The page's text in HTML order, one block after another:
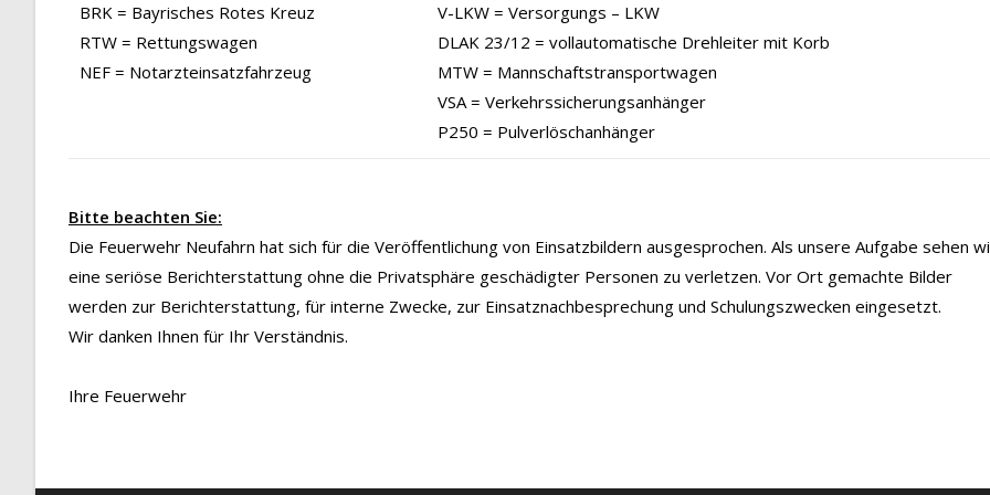
BRK = Bayrisches Rotes Kreuz
RTW = Rettungswagen
NEF = Notarzteinsatzfahrzeug
V-LKW = Versorgungs – LKW
DLAK 23/12 = vollautomatische Drehleiter mit Korb
MTW = Mannschaftstransportwagen
VSA = Verkehrssicherungsanhänger
P250 = Pulverlöschanhänger
Bitte beachten Sie:
Die Feuerwehr Neufahrn hat sich für die Veröffentlichung von Einsatzbildern ausgesprochen. Als unsere Aufgabe sehen
eine seriöse Berichterstattung ohne die Privatsphäre geschädigter Personen zu verletzen. Vor Ort gemachte Bilder
werden zur Berichterstattung, für interne Zwecke, zur Einsatznachbesprechung und Schulungszwecken eingesetzt.
Wir danken Ihnen für Ihr Verständnis.
Ihre Feuerwehr